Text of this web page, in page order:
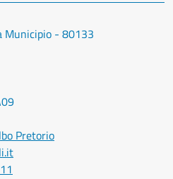
Municipio - 80133
Pretorio